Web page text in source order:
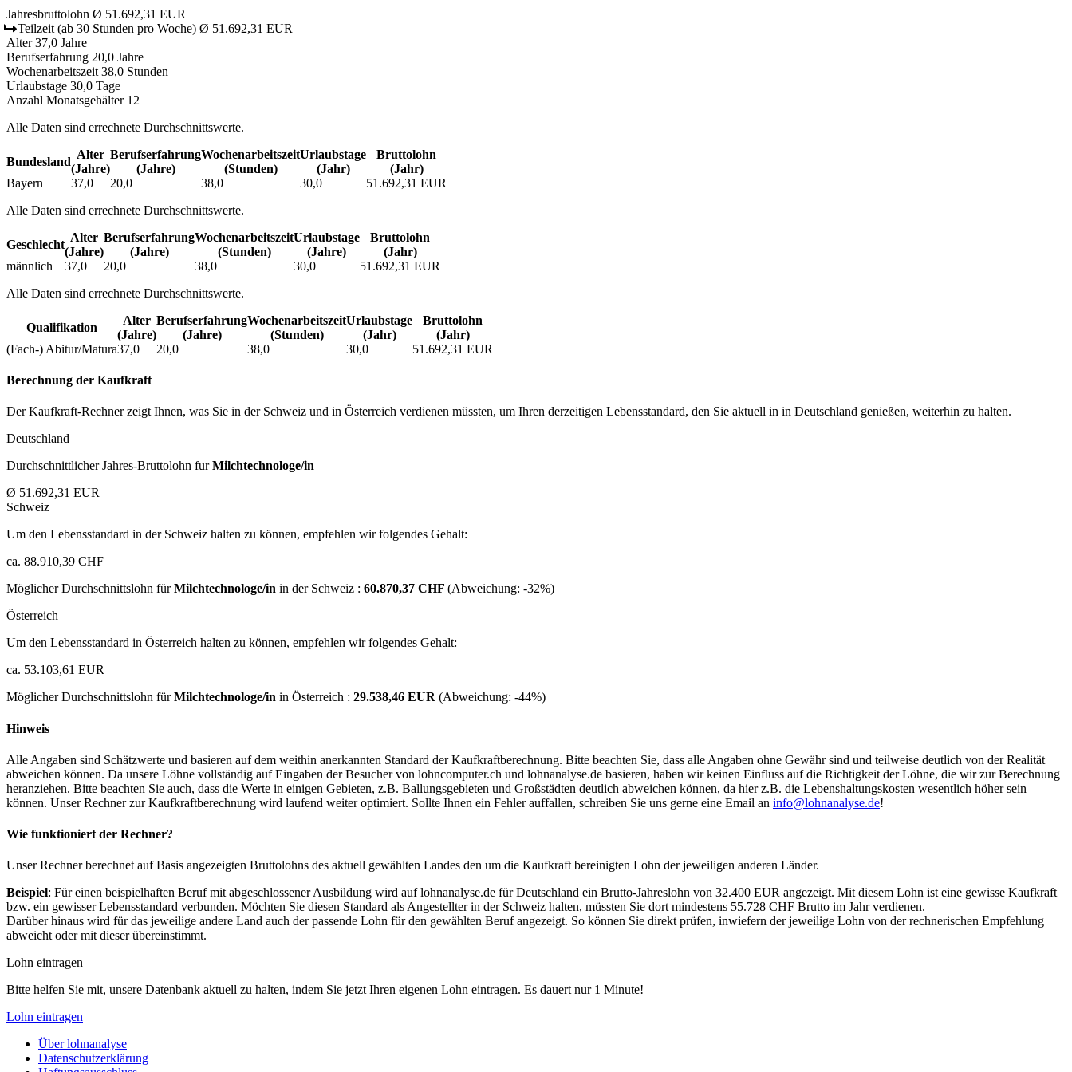
Jahresbruttolohn Ø 51.692,31 EUR
Teilzeit (ab 30 Stunden pro Woche) Ø 51.692,31 EUR
Alter 37,0 Jahre
Berufserfahrung 20,0 Jahre
Wochenarbeitszeit 38,0 Stunden
Urlaubstage 30,0 Tage
Anzahl Monatsgehälter 12
Alle Daten sind errechnete Durchschnittswerte.
Bundesland
Alter
(Jahre)
Berufs­erfahrung
(Jahre)
Wochen­arbeitszeit
(Stunden)
Urlaubs­tage
(Jahr)
Bruttolohn
(Jahr)
Bayern
37,0 20,0 38,0 30,0
51.692,31 EUR
Alle Daten sind errechnete Durchschnittswerte.
Geschlecht
Alter
(Jahre)
Berufs­erfahrung
(Jahre)
Wochen­arbeitszeit
(Stunden)
Urlaubs­tage
(Jahre)
Bruttolohn
(Jahr)
männlich
37,0 20,0 38,0 30,0
51.692,31 EUR
Alle Daten sind errechnete Durchschnittswerte.
Qualifikation
Alter
(Jahre)
Berufs­erfahrung
(Jahre)
Wochen­arbeitszeit
(Stunden)
Urlaubs­tage
(Jahr)
Bruttolohn
(Jahr)
(Fach-) Abitur/Matura37,0 20,0 38,0 30,0 51.692,31 EUR
Berechnung der Kaufkraft
Der Kaufkraft-Rechner zeigt Ihnen, was Sie in der Schweiz und in Österreich verdienen müssten, um Ihren derzeitigen Lebensstandard, den Sie aktuell in in Deutschland genießen, weiterhin zu halten.
Deutschland
Durchschnittlicher Jahres-Bruttolohn furMilchtechnologe/in
Ø 51.692,31 EUR
Schweiz
Um den Lebensstandard in der Schweiz halten zu können, empfehlen wir folgendes Gehalt:
ca. 88.910,39 CHF
Möglicher Durchschnittslohn fürMilchtechnologe/in in der Schweiz : 60.870,37 CHF (Abweichung: -32%)
Österreich
Um den Lebensstandard in Österreich halten zu können, empfehlen wir folgendes Gehalt:
ca. 53.103,61 EUR
Möglicher Durchschnittslohn fürMilchtechnologe/in in Österreich : 29.538,46 EUR (Abweichung: -44%)
Hinweis
Alle Angaben sind Schätzwerte und basieren auf dem weithin anerkannten Standard der Kaufkraftberechnung. Bitte beachten Sie, dass alle Angaben ohne Gewähr sind und teilweise deutlich von der Realität
abweichen können. Da unsere Löhne vollständig auf Eingaben der Besucher von lohncomputer.ch und lohnanalyse.de basieren, haben wir keinen Einfluss auf die Richtigkeit der Löhne, die wir zur Berechnung
heranziehen. Bitte beachten Sie auch, dass die Werte in einigen Gebieten, z.B. Ballungsgebieten und Großstädten deutlich abweichen können, da hier z.B. die Lebenshaltungskosten wesentlich höher sein
können. Unser Rechner zur Kaufkraftberechnung wird laufend weiter optimiert. Sollte Ihnen ein Fehler auffallen, schreiben Sie uns gerne eine Email an info@lohnanalyse.de!
Wie funktioniert der Rechner?
Unser Rechner berechnet auf Basis angezeigten Bruttolohns des aktuell gewählten Landes den um die Kaufkraft bereinigten Lohn der jeweiligen anderen Länder.
Beispiel: Für einen beispielhaften Beruf mit abgeschlossener Ausbildung wird auf lohnanalyse.de für Deutschland ein Brutto-Jahreslohn von 32.400 EUR angezeigt. Mit diesem Lohn ist eine gewisse Kaufkraft
bzw. ein gewisser Lebensstandard verbunden. Möchten Sie diesen Standard als Angestellter in der Schweiz halten, müssten Sie dort mindestens 55.728 CHF Brutto im Jahr verdienen.
Darüber hinaus wird für das jeweilige andere Land auch der passende Lohn für den gewählten Beruf angezeigt. So können Sie direkt prüfen, inwiefern der jeweilige Lohn von der rechnerischen Empfehlung
abweicht oder mit dieser übereinstimmt.
Lohn eintragen
Bitte helfen Sie mit, unsere Datenbank aktuell zu halten, indem Sie jetzt Ihren eigenen Lohn eintragen. Es dauert nur 1 Minute!
Lohn eintragen
Über lohnanalyse
Datenschutzerklärung